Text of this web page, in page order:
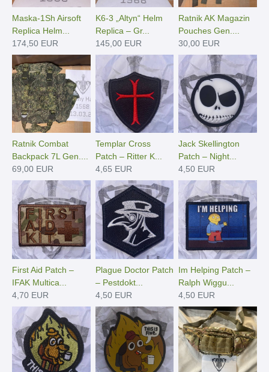
Maska-1Sh Airsoft
Replica Helm...
174,50 EUR
K6-3 „Altyn“ Helm
Replica – Gr...
145,00 EUR
Ratnik AK Magazin
Pouches Gen....
30,00 EUR
Ratnik Combat
Backpack 7L Gen....
69,00 EUR
Templar Cross
Patch – Ritter K...
4,65 EUR
Jack Skellington
Patch – Night...
4,50 EUR
First Aid Patch –
IFAK Multica...
4,70 EUR
Plague Doctor Patch
– Pestdokt...
4,50 EUR
Im Helping Patch –
Ralph Wiggu...
4,50 EUR